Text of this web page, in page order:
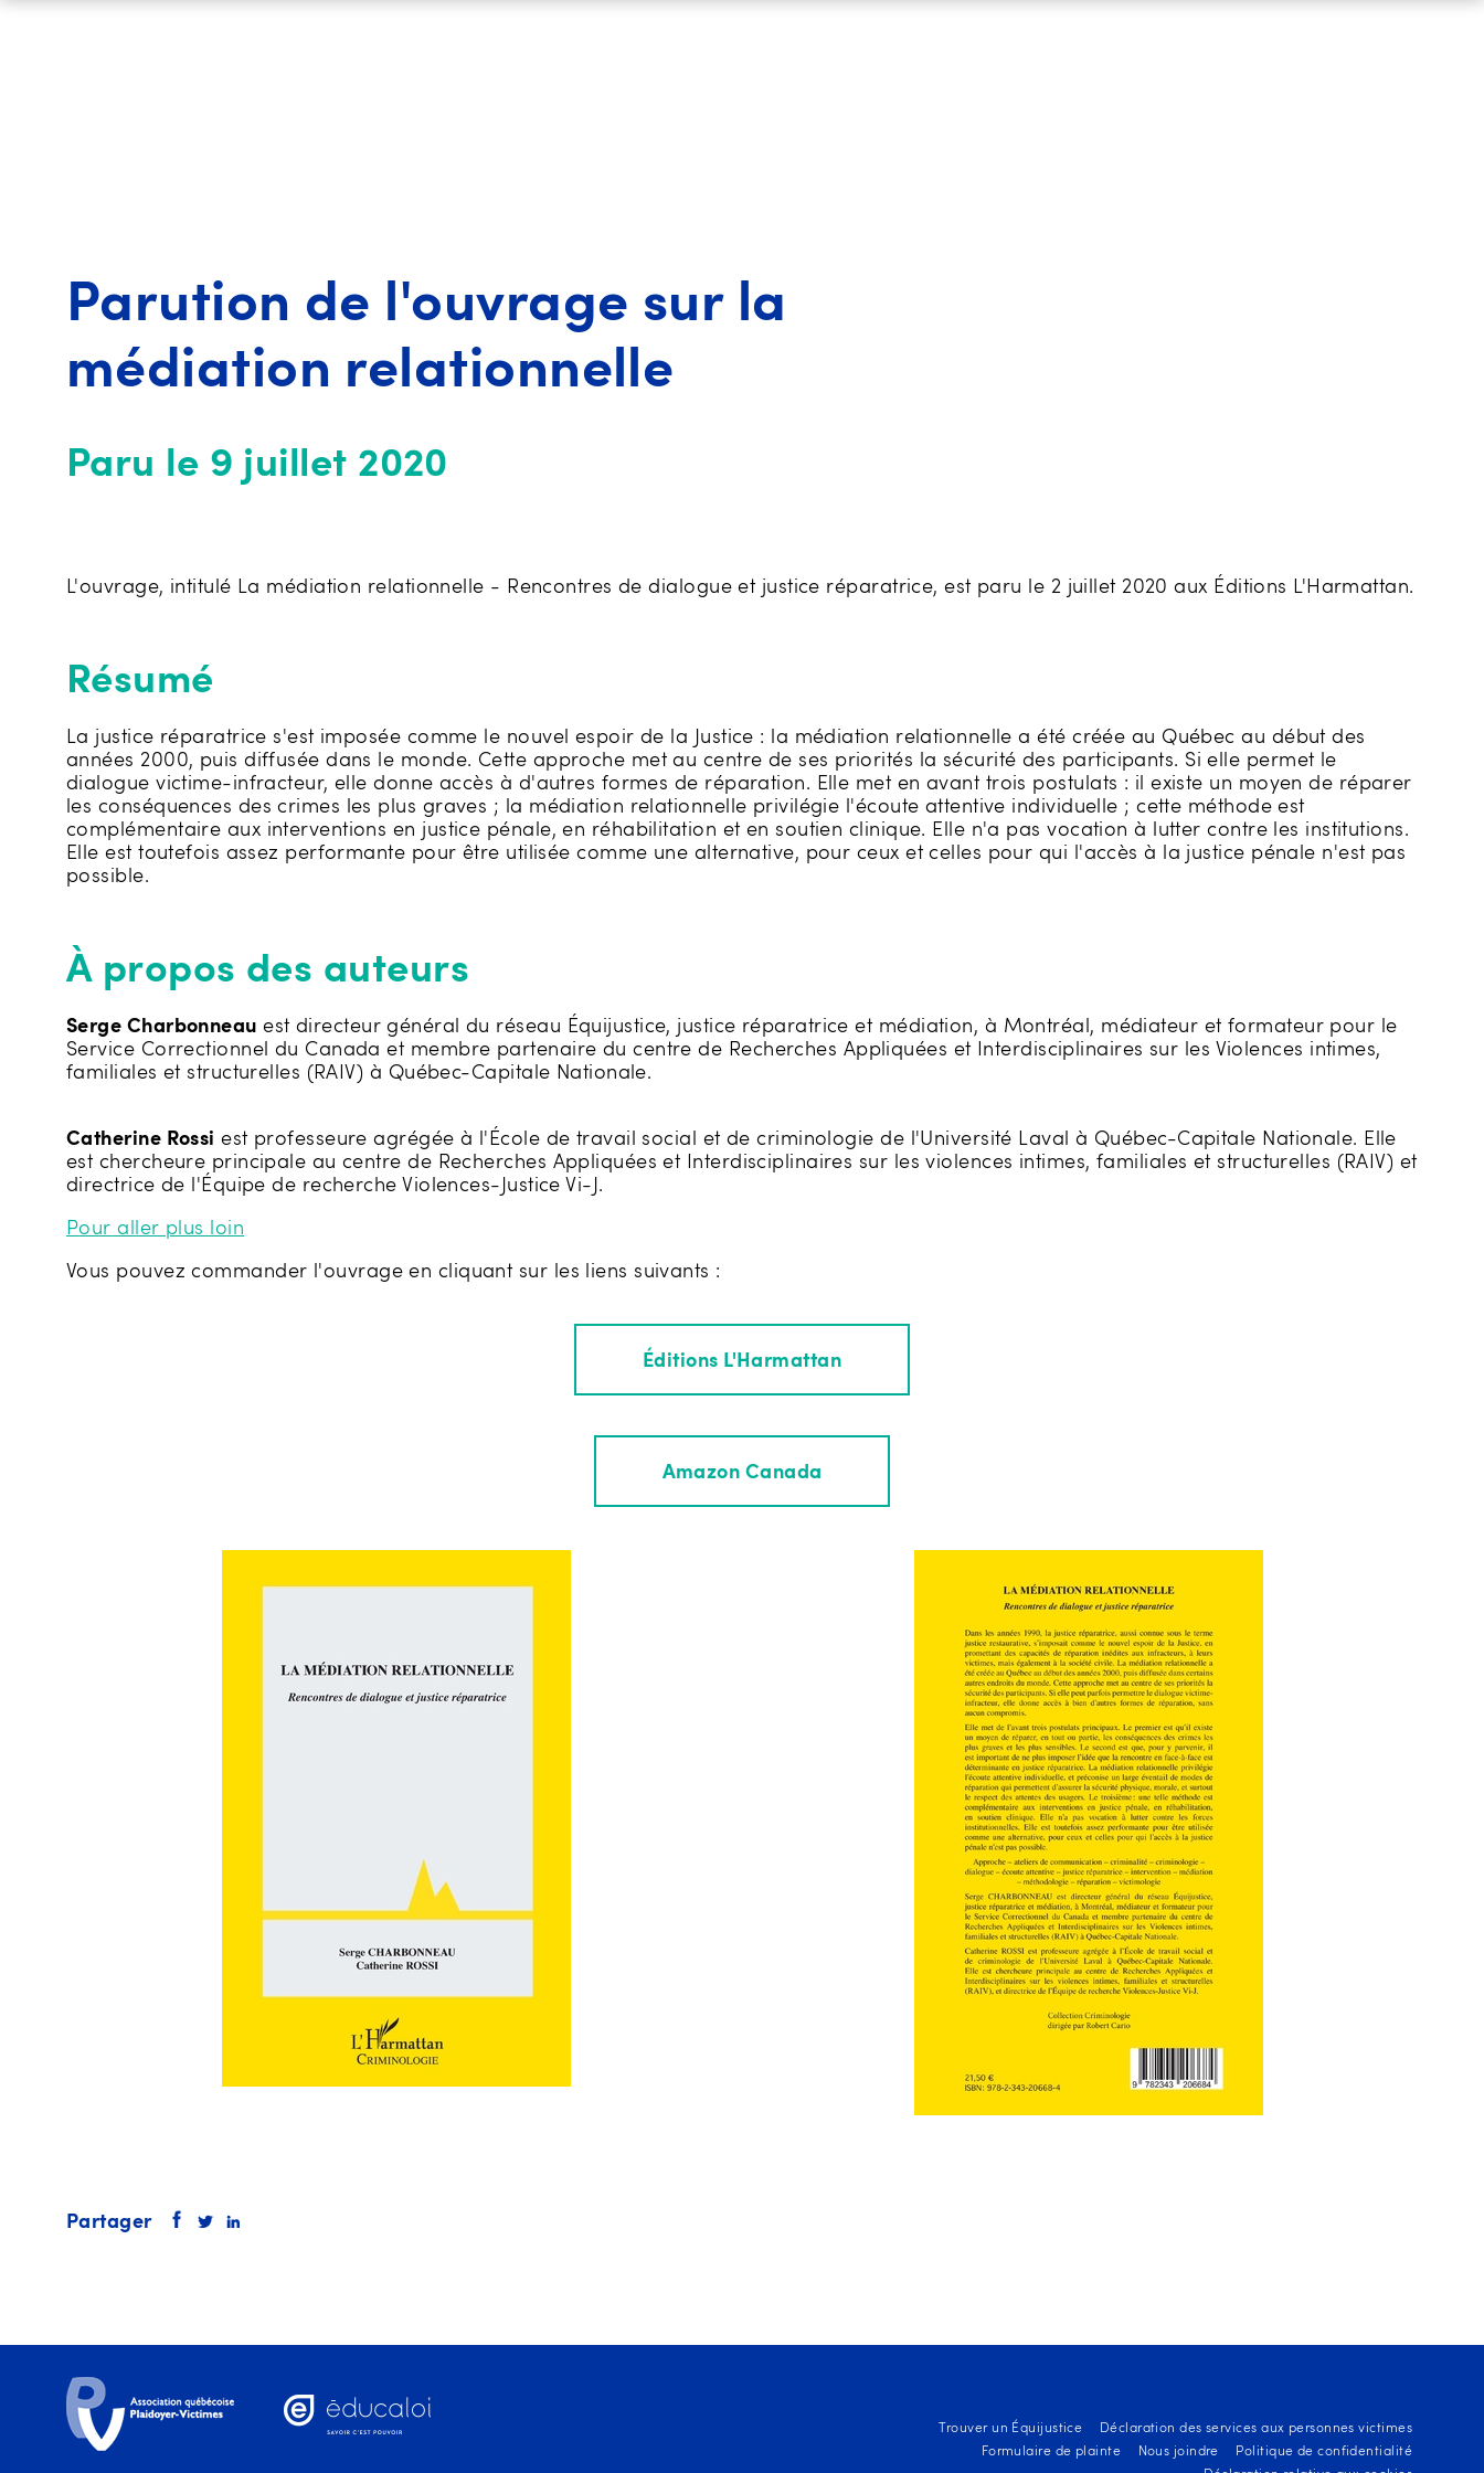
Parution de l'ouvrage sur la
médiation relationnelle
Paru le 9 juillet 2020
L'ouvrage, intitulé La médiation relationnelle - Rencontres de dialogue et justice réparatrice, est paru le 2 juillet 2020 aux Éditions L'Harmattan.
Résumé
La justice réparatrice s'est imposée comme le nouvel espoir de la Justice : la médiation relationnelle a été créée au Québec au début des
années 2000, puis diffusée dans le monde. Cette approche met au centre de ses priorités la sécurité des participants. Si elle permet le
dialogue victime-infracteur, elle donne accès à d'autres formes de réparation. Elle met en avant trois postulats : il existe un moyen de réparer
les conséquences des crimes les plus graves ; la médiation relationnelle privilégie l'écoute attentive individuelle ; cette méthode est
complémentaire aux interventions en justice pénale, en réhabilitation et en soutien clinique. Elle n'a pas vocation à lutter contre les institutions.
Elle est toutefois assez performante pour être utilisée comme une alternative, pour ceux et celles pour qui l'accès à la justice pénale n'est pas
possible.
À propos des auteurs
Serge Charbonneau est directeur général du réseau Équijustice, justice réparatrice et médiation, à Montréal, médiateur et formateur pour le
Service Correctionnel du Canada et membre partenaire du centre de Recherches Appliquées et Interdisciplinaires sur les Violences intimes,
familiales et structurelles (RAIV) à Québec-Capitale Nationale.
Catherine Rossi est professeure agrégée à l'École de travail social et de criminologie de l'Université Laval à Québec-Capitale Nationale. Elle
est chercheure principale au centre de Recherches Appliquées et Interdisciplinaires sur les violences intimes, familiales et structurelles (RAIV) et
directrice de l'Équipe de recherche Violences-Justice Vi-J.
Pour aller plus loin
Vous pouvez commander l'ouvrage en cliquant sur les liens suivants :
Éditions L'Harmattan
Amazon Canada
Partager
Trouver un Équijustice
Déclaration des services aux personnes victimes
Formulaire de plainte
Nous joindre
Politique de confidentialité